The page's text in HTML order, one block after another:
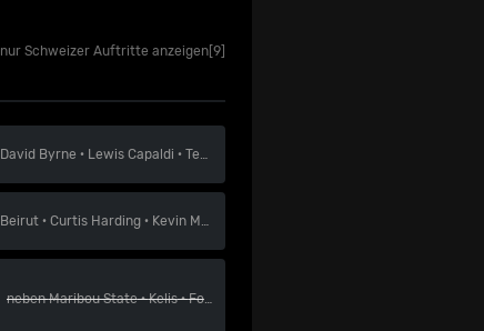
nur Schweizer Auftritte anzeigen [9]
David Byrne · Lewis Capaldi ·Teddy Swims
Beirut ·Curtis Harding · Kevin Morby
nebenMaribou State·Kelis·Folamour